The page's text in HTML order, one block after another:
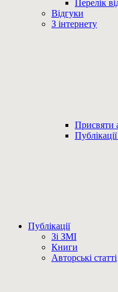
Перелік
Відгуки
З інтернету
Присвяти
Публікації
Зі ЗМІ
Книги
Авторські статті